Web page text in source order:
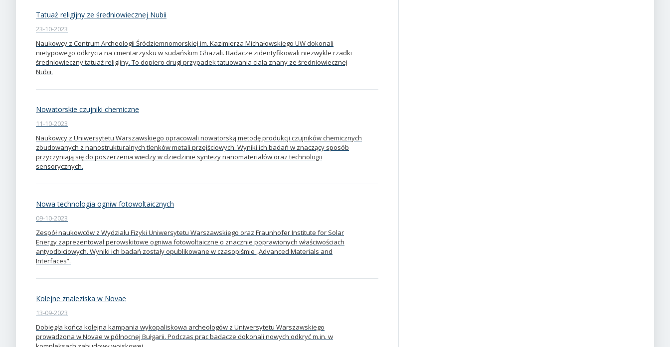
Tatuaż religijny ze średniowiecznej Nubii
23-10-2023
Naukowcy z Centrum Archeologii Śródziemnomorskiej im. Kazimierza Michałowskiego UW dokonali
nietypowego odkrycia na cmentarzysku w sudańskim Ghazali. Badacze zidentyfikowali niezwykle rzadki
średniowieczny tatuaż religijny. To dopiero drugi przypadek tatuowania ciała znany ze średniowiecznej
Nubii.
Nowatorskie czujniki chemiczne
11-10-2023
Naukowcy z Uniwersytetu Warszawskiego opracowali nowatorską metodę produkcji czujników chemicznych
zbudowanych z nanostrukturalnych tlenków metali przejściowych. Wyniki ich badań w znaczący sposób
przyczyniają się do poszerzenia wiedzy w dziedzinie syntezy nanomateriałów oraz technologii
sensorycznych.
Nowa technologia ogniw fotowoltaicznych
09-10-2023
Zespół naukowców z Wydziału Fizyki Uniwersytetu Warszawskiego oraz Fraunhofer Institute for Solar
Energy zaprezentował perowskitowe ogniwa fotowoltaiczne o znacznie poprawionych właściwościach
antyodbiciowych. Wyniki ich badań zostały opublikowane w czasopiśmie „Advanced Materials and
Interfaces”.
Kolejne znaleziska w Novae
13-09-2023
Dobiegła końca kolejna kampania wykopaliskowa archeologów z Uniwersytetu Warszawskiego
prowadzona w Novae w północnej Bułgarii. Podczas prac badacze dokonali nowych odkryć m.in. w